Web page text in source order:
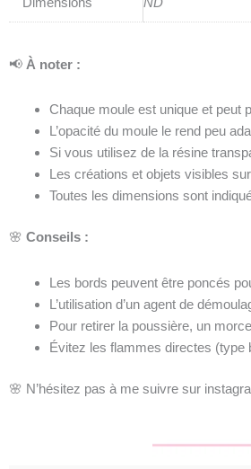
📢 À noter :
Chaque moule est unique et peut
L’opacité du moule le rend peu
Si vous utilisez de la résine
Les créations et objets visibles
Toutes les dimensions sont
🌸 Conseils :
Les bords peuvent être poncés
L’utilisation d’un agent de
Pour retirer la poussière, un
Évitez les flammes directes (type
🌸 N’hésitez pas à me suivre sur